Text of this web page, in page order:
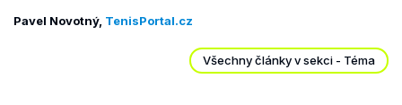
Pavel Novotný, TenisPortal.cz
Všechny články v sekci - Téma